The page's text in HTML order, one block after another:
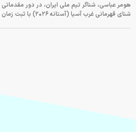
شنای قهرمانی غرب آسیا (آستانه ۲۰۲۶) با ثبت زمان ۲۵.۶۷ ثانیه در جایگاه نخست قرار